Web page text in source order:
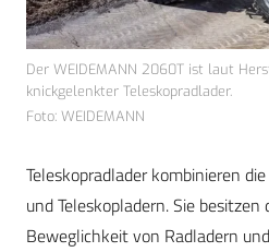
Der WEIDEMANN 2060T ist laut
knickgelenkter Teleskopradlader.
Foto: WEIDEMANN
Teleskopradlader kombinieren
und Teleskopladern. Sie
Beweglichkeit von Radladern